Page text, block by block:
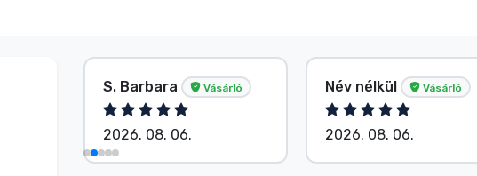
S. Barbara Vásárló
2026. 08. 06.
Név nélkül Vásárló
2026. 08. 06.